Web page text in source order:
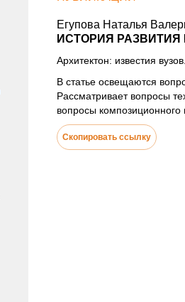
Егупова Наталья
ИСТОРИЯ
Архитектон: известия вузов.
В статье освещаются
Рассматривает вопросы
вопросы композиционного
Скопировать ссылку